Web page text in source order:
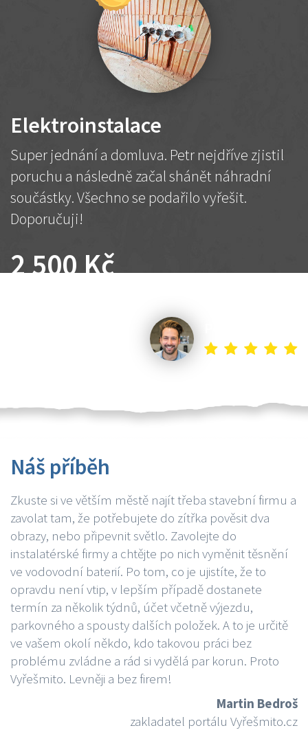
Elektroinstalace
Super jednání a domluva. Petr nejdříve zjistil
poruchu a následně začal shánět náhradní
součástky. Všechno se podařilo vyřešit.
Doporučuji!
2 500 Kč
Náš příběh
Zkuste si ve větším městě najít třeba stavební firmu a
zavolat tam, že potřebujete do zítřka pověsit dva
obrazy, nebo připevnit světlo. Zavolejte do
instalatérské firmy a chtějte po nich vyměnit těsnění
ve vodovodní baterií. Po tom, co je ujistíte, že to
opravdu není vtip, v lepším případě dostanete
termín za několik týdnů, účet včetně výjezdu,
parkovného a spousty dalších položek. A to je určitě
ve vašem okolí někdo, kdo takovou práci bez
problému zvládne a rád si vydělá par korun. Proto
Vyřešmito. Levněji a bez firem!
Martin Bedroš
zakladatel portálu Vyřešmito.cz